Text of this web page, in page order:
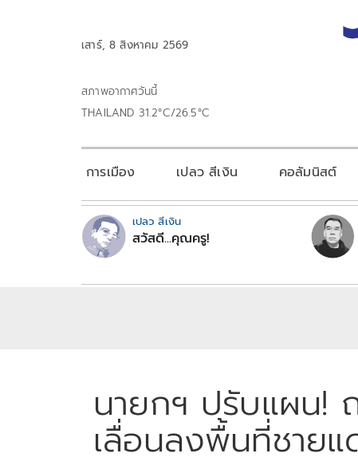
เสาร์, 8 สิงหาคม 2569
สภาพอากาศวันนี้
THAILAND 31.2°C/26.5°C
การเมือง เปลว สีเงิน คอลัมนิสต์
เปลว สีเงิน
สวัสดี...คุณครู!
นายกฯ ปรับแผน!
เลื่อนลงพื้นที่ชายแ